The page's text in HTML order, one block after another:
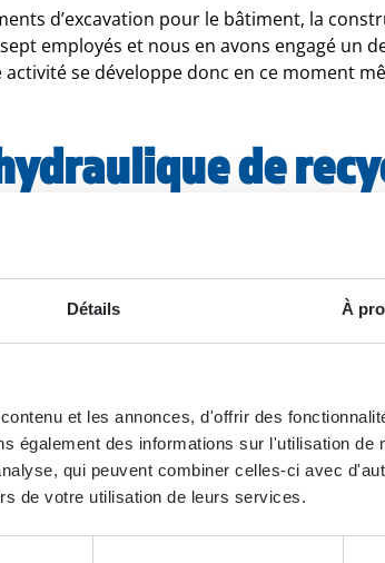
Détails À
et les annonces, d'offrir des
également des informations sur l'utilisation de
qui peuvent combiner celles-ci avec
de votre utilisation de leurs services.
d’excavation pour le bâtiment, la
employés et nous en avons engagé un
se développe donc en ce moment
de
complément
».
sur les chantiers de démolition. En
les matériaux légers facilement et
nombreuses industries comme la
Sur les chantiers de démolition en
déchets permet de réduire leurs coûts de